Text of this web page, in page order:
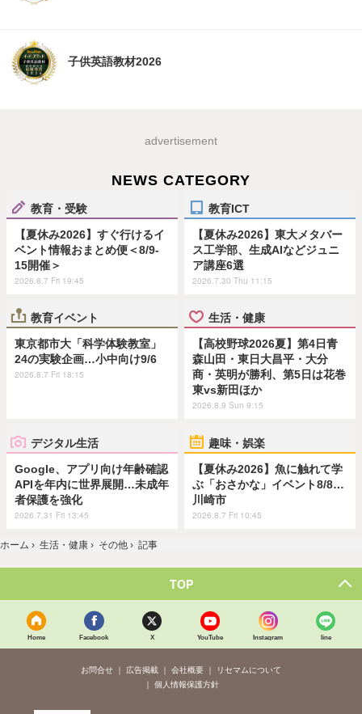
子供英語教材2026
advertisement
NEWS CATEGORY
教育・受験
【夏休み2026】すぐ行けるイ
ベント情報おまとめ便＜8/9-
15開催＞
2026.8.7 Fri 19:45
教育ICT
【夏休み2026】東大メタバー
ス工学部、生成AIなどジュニ
ア講座6選
2026.7.30 Thu 11:15
教育イベント
東京都市大「科学体験教室」
24の実験企画…小中向け9/6
2026.8.7 Fri 18:15
生活・健康
【高校野球2026夏】第4日青
森山田・東日大昌平・大分
商・英明が勝利、第5日は花巻
東vs新田ほか
2026.8.9 Sun 9:15
デジタル生活
Google、アプリ向け年齢確認
APIを年内に世界展開…未成年
者保護を強化
2026.7.31 Fri 13:45
趣味・娯楽
【夏休み2026】魚に触れて学
ぶ「おさかな」イベント8/8…
川崎市
2026.8.7 Fri 10:45
ホーム › 生活・健康 › その他 › 記事
TOP
Home Facebook X YouTube Instagram line
お問合せ 広告掲載 会社概要
リセマムについて
個人情報保護方針